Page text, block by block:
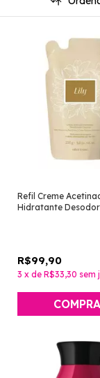
Refil Creme
Hidratante
R$99,90
3 x de R$33,30 sem